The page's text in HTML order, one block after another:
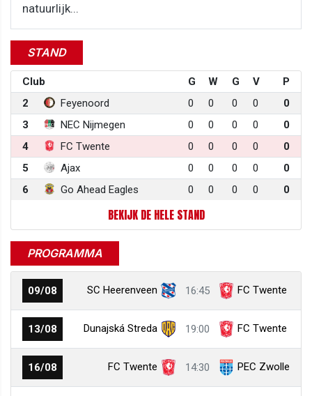
natuurlijk...
STAND
Club G W G V
P
2
Feyenoord 0 0 0 0
0
3
NEC Nijmegen 0 0 0 0
0
4
FC Twente 0 0 0 0
0
5
Ajax 0 0 0 0
0
6
Go Ahead Eagles 0 0 0 0 0
BEKIJK DE HELE STAND
PROGRAMMA
09/08 SC Heerenveen 16:45 FC Twente
13/08 Dunajská Streda 19:00 FC Twente
16/08 FC Twente 14:30 PEC Zwolle